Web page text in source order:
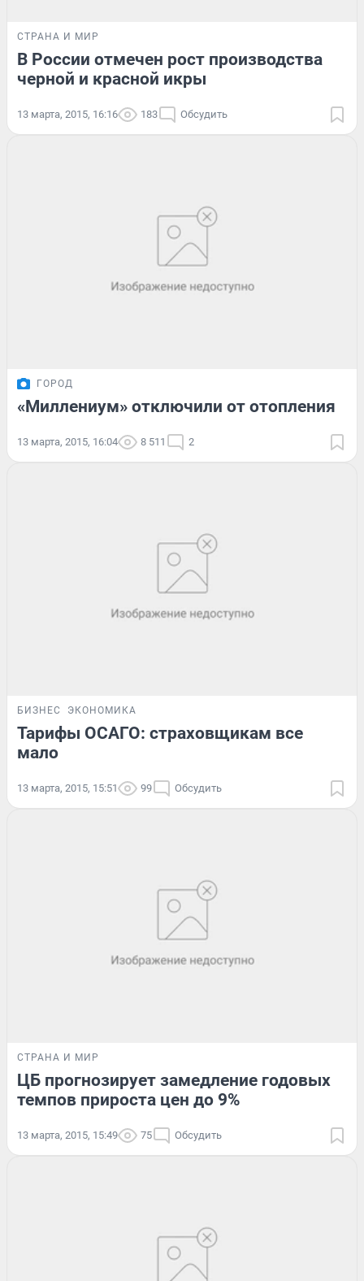
СТРАНА И МИР
В России отмечен рост производства
черной и красной икры
13 марта, 2015, 16:16 183 Обсудить
ГОРОД
«Миллениум» отключили от отопления
13 марта, 2015, 16:04 8 511 2
БИЗНЕС ЭКОНОМИКА
Тарифы ОСАГО: страховщикам все
мало
13 марта, 2015, 15:51 99 Обсудить
СТРАНА И МИР
ЦБ прогнозирует замедление годовых
темпов прироста цен до 9%
13 марта, 2015, 15:49 75 Обсудить